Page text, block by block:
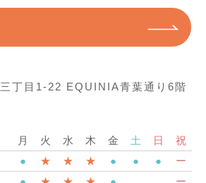
丁目1-22 EQUINIA青葉通り6階
月 火 水 木 金 土 日
祝
● ★ ★ ★ ● ● ●
ー